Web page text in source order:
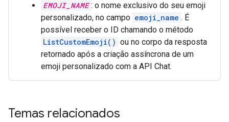
EMOJI_NAME : o nome exclusivo do seu emoji
personalizado, no campo emoji_name . É
possível receber o ID chamando o método
ListCustomEmoji() ou no corpo da resposta
retornado após a criação assíncrona de um
emoji personalizado com a API Chat.
Temas relacionados